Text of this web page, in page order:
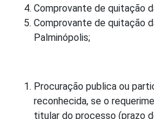
Comprovante de quitação
Comprovante de quitação
Palminópolis;
Procuração publica ou
reconhecida, se o
titular do processo (prazo